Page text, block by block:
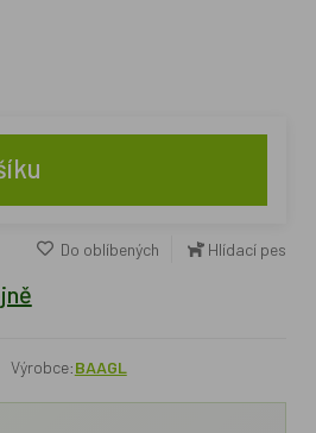
Do oblíbených Hlídací pes
Výrobce:BAAGL